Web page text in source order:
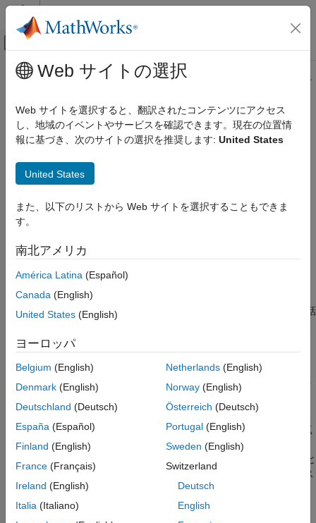
コンテンツへスキップ
オフキャンバス ナビゲーション メ
ドキュメンテーションのホーム
Statistics and Machine Learning Toolbox
確率分布と仮説検定
項目一覧
構文
例
バージョン履歴
参考
メインコンテンツ
このページの内容は最新ではありません。最新版の英語を参照す
fsurfht
対話型の等高線図
構文
fsurfht(fun,xlims,ylims,p1,p2,p3,p4,p5)
fsurfht(fun,xlims,ylims)
で指定する対話
う形式の xlims
いう形式のylimsによって指定されます。
fsurfht(fun,xlims,ylims,p1,p2,p3,p4,p5)では、関数
に対
して 5 つのオプションのパラメーターを与えられます。
等高線図には垂直方向と水平方向の基準線があり、これらの交点
が現在のxの値と
の値を定義します。この基準線をドラッグ
の値 (等高線図の上部にある) を知ること
ができます。または、
軸の編集可能なテキスト ボックス
にxの値とyの値を入力して z の値を得ることもできます。
例
Web サイトの選択
Web サイトを選択すると、翻訳されたコンテンツにアクセス
し、地域のイベントやサービスを確認できます。現在の位置情
報に基づき、次のサイトの選択を推奨します: United States
United States
また、以下のリストから Web サイトを選択することもできま
す。
南北アメリカ
América Latina (Español)
Canada (English)
United States (English)
ヨーロッパ
Belgium (English)
Denmark (English)
Deutschland (Deutsch)
España (Español)
Finland (English)
France (Français)
Ireland (English)
Italia (Italiano)
Netherlands(English)
Norway(English)
Österreich (Deutsch)
Portugal(English)
Sweden (English)
Switzerland
Deutsch
English